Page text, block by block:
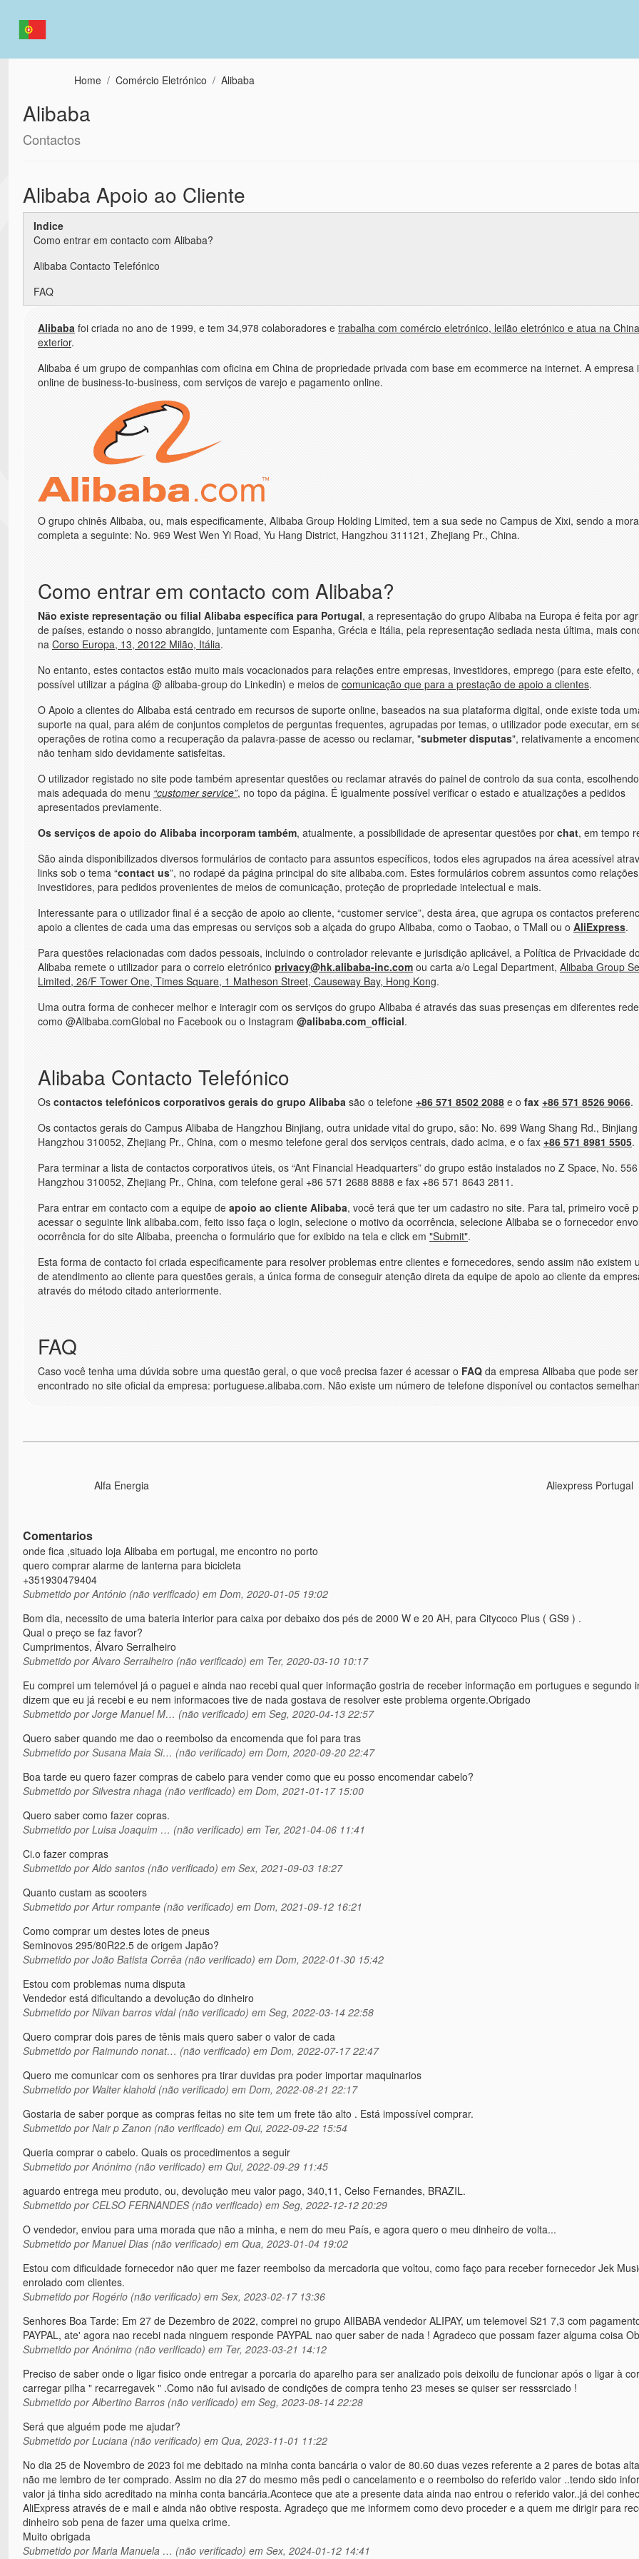
Home Comércio Eletrónico Alibaba
Alibaba
Contactos
Alibaba Apoio ao Cliente
Indice
Como entrar em contacto com Alibaba?
Alibaba Contacto Telefónico
FAQ
Alibaba foi criada no ano de 1999, e tem 34,978 colaboradores e trabalha com comércio eletrónico, leilão eletrónico e atua na
exterior.
Alibaba é um grupo de companhias com oficina em China de propriedade privada com base em ecommerce na internet. A empresa
online de business-to-business, com serviços de varejo e pagamento online.
O grupo chinês Alibaba, ou, mais especificamente, Alibaba Group Holding Limited, tem a sua sede no Campus de Xixi, sendo a
completa a seguinte: No. 969 West Wen Yi Road, Yu Hang District, Hangzhou 311121, Zhejiang Pr., China.
Como entrar em contacto com Alibaba?
Não existe representação ou filial Alibaba específica para Portugal, a representação do grupo Alibaba na Europa é feita por
de países, estando o nosso abrangido, juntamente com Espanha, Grécia e Itália, pela representação sediada nesta última, mais
na Corso Europa, 13, 20122 Milão, Itália.
No entanto, estes contactos estão muito mais vocacionados para relações entre empresas, investidores, emprego (para este efeito,
possível utilizar a página @ alibaba-group do Linkedin) e meios de comunicação que para a prestação de apoio a clientes.
O Apoio a clientes do Alibaba está centrado em recursos de suporte online, baseados na sua plataforma digital, onde existe toda
suporte na qual, para além de conjuntos completos de perguntas frequentes, agrupadas por temas, o utilizador pode executar, em
operações de rotina como a recuperação da palavra-passe de acesso ou reclamar, "submeter disputas", relativamente a
não tenham sido devidamente satisfeitas.
O utilizador registado no site pode também apresentar questões ou reclamar através do painel de controlo da sua conta,
mais adequada do menu “customer service”, no topo da página. É igualmente possível verificar o estado e atualizações a pedidos
apresentados previamente.
Os serviços de apoio do Alibaba incorporam também, atualmente, a possibilidade de apresentar questões por chat, em tempo
São ainda disponibilizados diversos formulários de contacto para assuntos específicos, todos eles agrupados na área acessível
links sob o tema “contact us”, no rodapé da página principal do site alibaba.com. Estes formulários cobrem assuntos como
investidores, para pedidos provenientes de meios de comunicação, proteção de propriedade intelectual e mais.
Interessante para o utilizador final é a secção de apoio ao cliente, “customer service”, desta área, que agrupa os contactos
apoio a clientes de cada uma das empresas ou serviços sob a alçada do grupo Alibaba, como o Taobao, o TMall ou o AliExpress.
Para questões relacionadas com dados pessoais, incluindo o controlador relevante e jurisdição aplicável, a Política de Privacidade
Alibaba remete o utilizador para o correio eletrónico privacy@hk.alibaba-inc.com ou carta a/o Legal Department, Alibaba Group
Limited, 26/F Tower One, Times Square, 1 Matheson Street, Causeway Bay, Hong Kong.
Uma outra forma de conhecer melhor e interagir com os serviços do grupo Alibaba é através das suas presenças em diferentes
como @Alibaba.comGlobal no Facebook ou o Instagram @alibaba.com_official.
Alibaba Contacto Telefónico
Os contactos telefónicos corporativos gerais do grupo Alibaba são o telefone +86 571 8502 2088 e o fax +86 571 8526 9066.
Os contactos gerais do Campus Alibaba de Hangzhou Binjiang, outra unidade vital do grupo, são: No. 699 Wang Shang Rd.,
Hangzhou 310052, Zhejiang Pr., China, com o mesmo telefone geral dos serviços centrais, dado acima, e o fax +86 571 8981 5505.
Para terminar a lista de contactos corporativos úteis, os “Ant Financial Headquarters” do grupo estão instalados no Z Space, No.
Hangzhou 310052, Zhejiang Pr., China, com telefone geral +86 571 2688 8888 e fax +86 571 8643 2811.
Para entrar em contacto com a equipe de apoio ao cliente Alibaba, você terá que ter um cadastro no site. Para tal, primeiro você
acessar o seguinte link alibaba.com, feito isso faça o login, selecione o motivo da ocorrência, selecione Alibaba se o fornecedor
ocorrência for do site Alibaba, preencha o formulário que for exibido na tela e click em "Submit".
Esta forma de contacto foi criada especificamente para resolver problemas entre clientes e fornecedores, sendo assim não existem
de atendimento ao cliente para questões gerais, a única forma de conseguir atenção direta da equipe de apoio ao cliente da
através do método citado anteriormente.
FAQ
Caso você tenha uma dúvida sobre uma questão geral, o que você precisa fazer é acessar o FAQ da empresa Alibaba que pode ser
encontrado no site oficial da empresa: portuguese.alibaba.com. Não existe um número de telefone disponível ou contactos
Alfa Energia Aliexpress Portugal
Comentarios
onde fica ,situado loja Alibaba em portugal, me encontro no porto
quero comprar alarme de lanterna para bicicleta
+351930479404
Submetido porAntónio (não verificado) em Dom, 2020-01-05 19:02
Bom dia, necessito de uma bateria interior para caixa por debaixo dos pés de 2000 W e 20 AH, para Citycoco Plus ( GS9 ) .
Qual o preço se faz favor?
Cumprimentos, Álvaro Serralheiro
Submetido porAlvaro Serralheiro (não verificado) em Ter, 2020-03-10 10:17
Eu comprei um telemóvel já o paguei e ainda nao recebi qual quer informação gostria de receber informação em portugues e segundo
dizem que eu já recebi e eu nem informacoes tive de nada gostava de resolver este problema orgente.Obrigado
Submetido porJorge Manuel M… (não verificado) em Seg, 2020-04-13 22:57
Quero saber quando me dao o reembolso da encomenda que foi para tras
Submetido porSusana Maia Si… (não verificado) em Dom, 2020-09-20 22:47
Boa tarde eu quero fazer compras de cabelo para vender como que eu posso encomendar cabelo?
Submetido porSilvestra nhaga (não verificado) em Dom, 2021-01-17 15:00
Quero saber como fazer copras.
Submetido porLuisa Joaquim … (não verificado) em Ter, 2021-04-06 11:41
Ci.o fazer compras
Submetido porAldo santos (não verificado) em Sex, 2021-09-03 18:27
Quanto custam as scooters
Submetido porArtur rompante (não verificado) em Dom, 2021-09-12 16:21
Como comprar um destes lotes de pneus
Seminovos 295/80R22.5 de origem Japão?
Submetido porJoão Batista Corrêa (não verificado) em Dom, 2022-01-30 15:42
Estou com problemas numa disputa
Vendedor está dificultando a devolução do dinheiro
Submetido porNilvan barros vidal (não verificado) em Seg, 2022-03-14 22:58
Quero comprar dois pares de tênis mais quero saber o valor de cada
Submetido porRaimundo nonat… (não verificado) em Dom, 2022-07-17 22:47
Quero me comunicar com os senhores pra tirar duvidas pra poder importar maquinarios
Submetido por Walter klahold (não verificado) em Dom, 2022-08-21 22:17
Gostaria de saber porque as compras feitas no site tem um frete tão alto . Está impossível comprar.
Submetido porNair p Zanon (não verificado) em Qui, 2022-09-22 15:54
Queria comprar o cabelo. Quais os procedimentos a seguir
Submetido porAnónimo (não verificado) em Qui, 2022-09-29 11:45
aguardo entrega meu produto, ou, devolução meu valor pago, 340,11, Celso Fernandes, BRAZIL.
Submetido por CELSO FERNANDES (não verificado) em Seg, 2022-12-12 20:29
O vendedor, enviou para uma morada que não a minha, e nem do meu País, e agora quero o meu dinheiro de volta...
Submetido porManuel Dias (não verificado) em Qua, 2023-01-04 19:02
Estou com dificuldade fornecedor não quer me fazer reembolso da mercadoria que voltou, como faço para receber fornecedor Jek
enrolado com clientes.
Submetido porRogério (não verificado) em Sex, 2023-02-17 13:36
Senhores Boa Tarde: Em 27 de Dezembro de 2022, comprei no grupo AlIBABA vendedor ALIPAY, um telemovel S21 7,3 com
PAYPAL, ate' agora nao recebi nada ninguem responde PAYPAL nao quer saber de nada ! Agradeco que possam fazer alguma coisa
Submetido porAnónimo (não verificado) em Ter, 2023-03-21 14:12
Preciso de saber onde o ligar fisico onde entregar a porcaria do aparelho para ser analizado pois deixoilu de funcionar após o ligar à
carregar pilha " recarregavek " .Como não fui avisado de condições de compra tenho 23 meses se quiser ser resssrciado !
Submetido porAlbertino Barros (não verificado) em Seg, 2023-08-14 22:28
Será que alguém pode me ajudar?
Submetido porLuciana (não verificado) em Qua, 2023-11-01 11:22
No dia 25 de Novembro de 2023 foi me debitado na minha conta bancária o valor de 80.60 duas vezes referente a 2 pares de botas
não me lembro de ter comprado. Assim no dia 27 do mesmo mês pedi o cancelamento e o reembolso do referido valor ..tendo sido
valor já tinha sido acreditado na minha conta bancária.Acontece que ate a presente data ainda nao entrou o referido valor..já dei
AliExpress através de e mail e ainda não obtive resposta. Agradeço que me informem como devo proceder e a quem me dirigir para
dinheiro sob pena de fazer uma queixa crime.
Muito obrigada
Submetido porMaria Manuela … (não verificado) em Sex, 2024-01-12 14:41